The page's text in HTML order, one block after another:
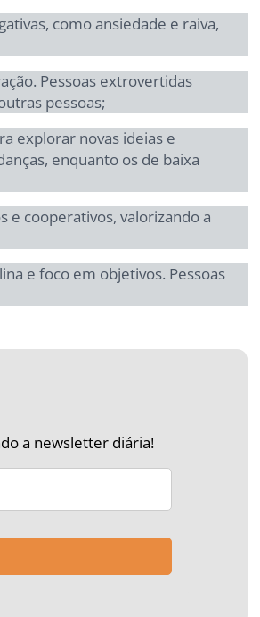
como ansiedade e raiva,
Pessoas extrovertidas
pessoas;
explorar novas ideias e
enquanto os de baixa
e cooperativos, valorizando a
e foco em objetivos. Pessoas
a newsletter diária!